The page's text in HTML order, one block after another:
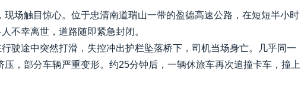
场触目惊心。位于忠清南道瑞山一带的盈德高速公路，在短短半小时
不幸离世，道路随即紧急封闭。
驶途中突然打滑，失控冲出护栏坠落桥下，司机当场身亡。几乎同一
，部分车辆严重变形。约25分钟后，一辆休旅车再次追撞卡车，撞上